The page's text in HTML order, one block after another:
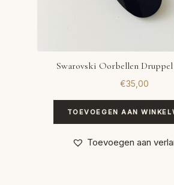
Swarovski Oorbellen Druppel
€35,00
TOEVOEGEN AAN
Toevoegen aan